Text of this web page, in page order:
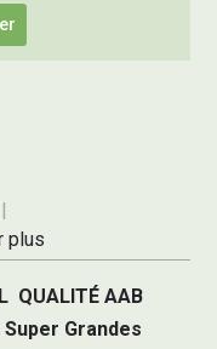
plus
QUALITÉ AAB
Grandes